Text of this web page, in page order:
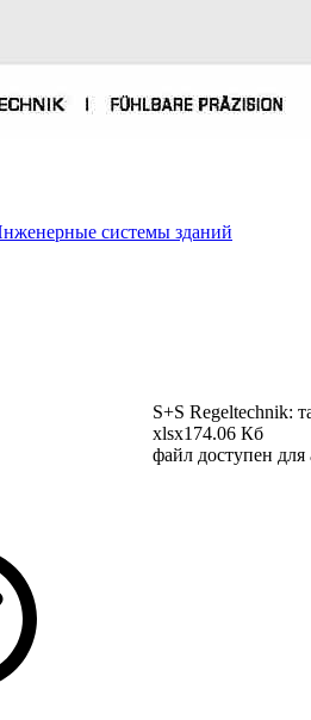
системы зданий
S+S Regeltechnik:
xlsx174.06 Кб
файл доступен для